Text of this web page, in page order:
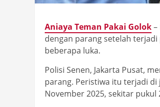
Aniaya Teman Pakai Golok–
dengan parang setelah
beberapa luka.
Polisi Senen, Jakarta Pusat,
parang. Peristiwa itu terjadi di
November 2025, sekitar pukul